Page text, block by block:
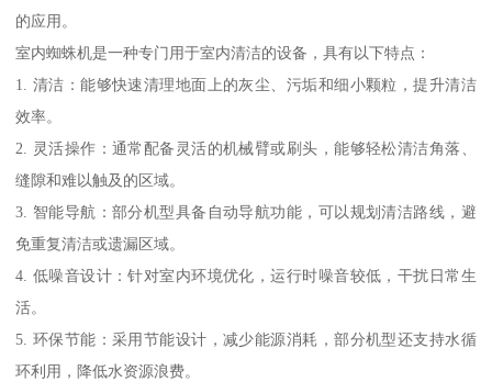
的应用。
室内蜘蛛机是一种专门用于室内清洁的设备，具有以下特点：
1. 清洁：能够快速清理地面上的灰尘、污垢和细小颗粒，提升清洁
效率。
2. 灵活操作：通常配备灵活的机械臂或刷头，能够轻松清洁角落、
缝隙和难以触及的区域。
3. 智能导航：部分机型具备自动导航功能，可以规划清洁路线，避
免重复清洁或遗漏区域。
4. 低噪音设计：针对室内环境优化，运行时噪音较低，干扰日常生
活。
5. 环保节能：采用节能设计，减少能源消耗，部分机型还支持水循
环利用，降低水资源浪费。